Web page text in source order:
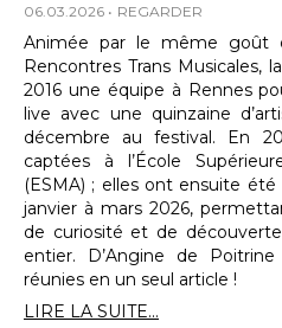
06.03.2026 REGARDER
Animée par le même goût
Rencontres Trans Musicales,
2016 une équipe à Rennes
live avec une quinzaine
décembre au festival. En
captées à l’École
(ESMA) ; elles ont ensuite
janvier à mars 2026,
de curiosité et de
entier. D’Angine de
réunies en un seul article !
LIRE LA SUITE...